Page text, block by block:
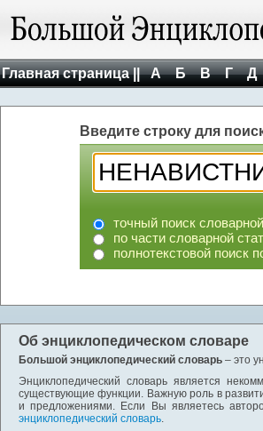
Главная страница || А Б В Г Д
Введите строку для
точный поиск
по части словарной
полнотекстовой поиск
Об энциклопедическом словаре
Большой энциклопедический словарь – это
Энциклопедический словарь является
существующие функции. Важную роль в
и предложениями. Если Вы являетесь
энциклопедический словарь.